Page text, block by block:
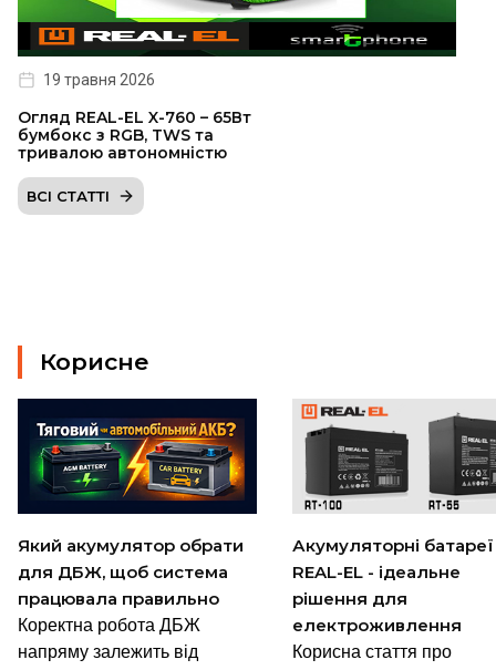
19 травня 2026
Огляд REAL-EL X-760 – 65Вт
бумбокс з RGB, TWS та
тривалою автономністю
ВСІ СТАТТІ
Корисне
Який акумулятор обрати
для ДБЖ, щоб система
працювала правильно
Коректна робота ДБЖ
напряму залежить від
Акумуляторні
REAL-EL - ідеальне
рішення для
електроживлення
Корисна стаття про